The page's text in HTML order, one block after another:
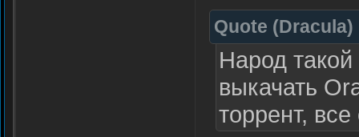
Quote (Dracula)
Народ
выкачать
торрент,